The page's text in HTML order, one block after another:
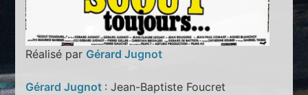
Réalisé par Gérard Jugnot
Gérard Jugnot : Jean-Baptiste Foucret